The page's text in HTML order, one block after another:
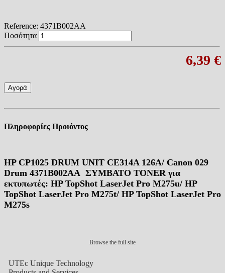
Reference: 4371B002AA
Ποσότητα
6,39 €
Αγορά
Πληροφορίες Προιόντος
HP CP1025 DRUM UNIT CE314A 126A/ Canon 029
Drum 4371B002AA ΣΥΜΒΑΤΟ TONER για
εκτυπωτές: HP TopShot LaserJet Pro M275u/ HP
TopShot LaserJet Pro M275t/ HP TopShot LaserJet Pro
M275s
Browse the full site
UTEc Unique Technology